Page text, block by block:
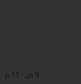
9 ص - 11 م